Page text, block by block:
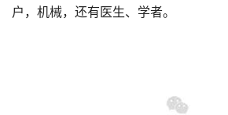
户，机械，还有医生、学者。